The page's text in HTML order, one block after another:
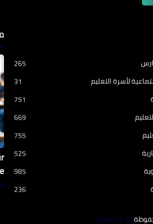
265
لأسرة التعليم
31
751
669
755
525
985
236
©
Educa 24